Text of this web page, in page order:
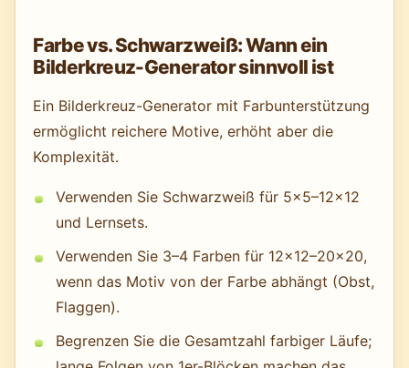
Farbe vs. Schwarzweiß: Wann ein
Bilderkreuz-Generator sinnvoll ist
Ein Bilderkreuz-Generator mit Farbunterstützung
ermöglicht reichere Motive, erhöht aber die
Komplexität.
Verwenden Sie Schwarzweiß für 5×5–12×12
und Lernsets.
Verwenden Sie 3–4 Farben für 12×12–20×20,
wenn das Motiv von der Farbe abhängt (Obst,
Flaggen).
Begrenzen Sie die Gesamtzahl farbiger Läufe;